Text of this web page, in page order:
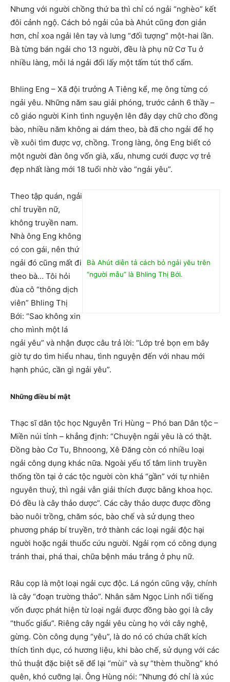
Nhưng với người chồng thứ ba thì chỉ có ngải “nghèo” kết
đôi cảnh ngộ. Cách bỏ ngải của bà Ahút cũng đơn giản
hơn, chỉ xoa ngải lên tay và lưng “đối tượng” một-hai lần.
Bà từng bán ngải cho 13 người, đều là phụ nữ Cơ Tu ở
nhiều làng, mỗi lá ngải đổi lấy một tấm tút thổ cẩm.
Bhling Eng – Xã đội trưởng A Tiêng kể, mẹ ông từng có
ngải yêu. Những năm sau giải phóng, trước cảnh 6 thầy –
cô giáo người Kinh tình nguyện lên đây dạy chữ cho đồng
bào, nhiều năm không ai dám theo, bà đã cho ngải để họ
về xuôi tìm được vợ, chồng. Trong làng, ông Eng biết có
một người đàn ông vốn già, xấu, nhưng cưới được vợ trẻ
đẹp nhất làng mới 18 tuổi nhờ vào “ngải yêu”.
Bà Ahút diễn tả cách bỏ ngải yêu trên
“người mẫu” là Bhling Thị Bới.
Theo tập quán, ngải
chỉ truyền nữ,
không truyền nam.
Nhà ông Eng không
có con gái, nên thứ
ngải đó cũng mất đi
theo bà… Tôi hỏi
đùa cô “thông dịch
viên” Bhling Thị
Bới: “Sao không xin
cho mình một lá
ngải yêu” và nhận được câu trả lời: “Lớp trẻ bọn em bây
giờ tự do tìm hiểu nhau, tình nguyện đến với nhau mới
hạnh phúc, cần gì ngải yêu”.
Những điều bí mật
Thạc sĩ dân tộc học Nguyễn Tri Hùng – Phó ban Dân tộc –
Miền núi tỉnh – khẳng định: “Chuyện ngải yêu là có thật.
Đồng bào Cơ Tu, Bhnoong, Xê Đăng còn có nhiều loại
ngải công dụng khác nữa. Ngoài yếu tố tâm linh truyền
thống tồn tại ở các tộc người còn khá “gần” với tự nhiên
nguyên thuỷ, thì ngải vẫn giải thích được bằng khoa học.
Đó đều là cây thảo dược”. Các cây thảo dược được đồng
bào nuôi trồng, chăm sóc, bào chế và sử dụng theo
phương pháp bí truyền, trở thành các loại ngải độc hại
người hoặc ngải thuốc cứu người. Ngải rọm có công dụng
tránh thai, phá thai, chữa bệnh máu trắng ở phụ nữ.
Râu cọp là một loại ngải cực độc. Lá ngón cũng vậy, chính
là cây “đoạn trường thảo”. Nhân sâm Ngọc Linh nổi tiếng
vốn được phát hiện từ loại ngải được đồng bào gọi là cây
“thuốc giấu”. Riêng cây ngải yêu cùng họ với cây nghệ,
gừng. Còn công dụng “yêu”, là do nó có chứa chất kích
thích tình dục, có hương liệu, khi bào chế, sử dụng với các
thủ thuật đặc biệt sẽ để lại “mùi” và sự “thèm thuồng” khó
quên, khó cưỡng lại. Ông Hùng nói: “Nhưng đó chỉ là xúc